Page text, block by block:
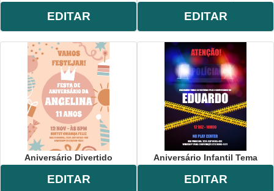
EDITAR EDITAR
Aniversário Divertido
EDITAR
Aniversário Infantil Tema
EDITAR